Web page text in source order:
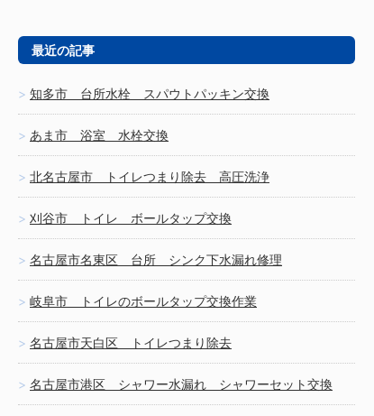
最近の記事
知多市 台所水栓 スパウトパッキン交換
あま市 浴室 水栓交換
北名古屋市 トイレつまり除去 高圧洗浄
刈谷市 トイレ ボールタップ交換
名古屋市名東区 台所 シンク下水漏れ修理
岐阜市 トイレのボールタップ交換作業
名古屋市天白区 トイレつまり除去
名古屋市港区 シャワー水漏れ シャワーセット交換